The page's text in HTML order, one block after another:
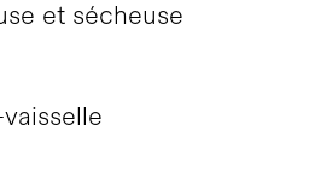
et sécheuse